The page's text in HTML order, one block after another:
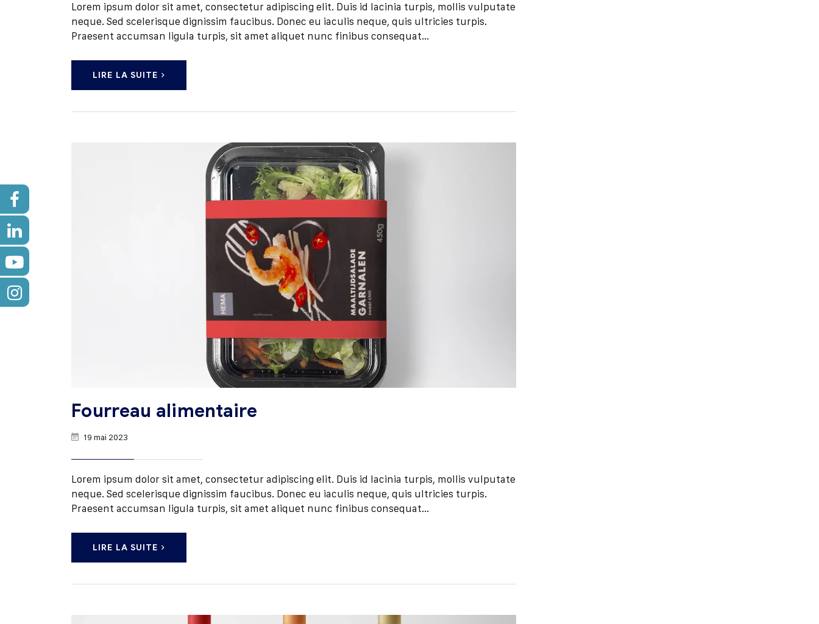
Lorem ipsum dolor sit amet, consectetur adipiscing elit. Duis id lacinia turpis, mollis vulputate
neque. Sed scelerisque dignissim faucibus. Donec eu iaculis neque, quis ultricies turpis.
Praesent accumsan ligula turpis, sit amet aliquet nunc finibus consequat...
LIRE LA SUITE
Fourreau alimentaire
19 mai 2023
Lorem ipsum dolor sit amet, consectetur adipiscing elit. Duis id lacinia turpis, mollis vulputate
neque. Sed scelerisque dignissim faucibus. Donec eu iaculis neque, quis ultricies turpis.
Praesent accumsan ligula turpis, sit amet aliquet nunc finibus consequat...
LIRE LA SUITE